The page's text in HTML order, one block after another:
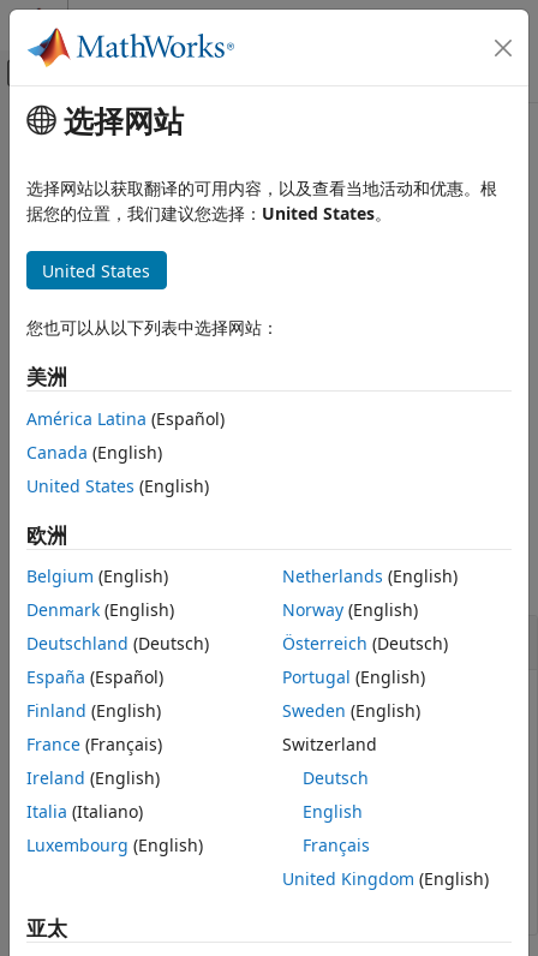
跳到内容
画布外导航菜单切换
文档主页
环境和设置
系统命令
hasTemporaryValue
语法
描述
示例
输入参量
版本历史记录
另请参阅
主要内容
hasTemporaryValue
确定设置是否设置了临时值
全页折叠
语法
hasTemporaryValue(s)
说明
如果该设置已设置临时值，
则， hasTemporaryValue将返回
示例
示例
全部折叠
清除设置的临时值
检查 MATLAB
中注释的最大列宽设置是否具有临时值。如果
该设置具有临时值，则清除该值。
s = settings;
if
选择网站
选择网站以获取翻译的可用内容，以及查看当地活动和优惠。根
据您的位置，我们建议您选择： United States。
United States
您也可以从以下列表中选择网站：
美洲
América Latina (Español)
Canada (English)
United States (English)
欧洲
Belgium (English)
Denmark (English)
Deutschland (Deutsch)
España (Español)
Finland (English)
France (Français)
Ireland (English)
Italia (Italiano)
Luxembourg (English)
Netherlands (English)
Norway(English)
Österreich (Deutsch)
Portugal (English)
Sweden (English)
Switzerland
Deutsch
English
Français
United Kingdom (English)
亚太